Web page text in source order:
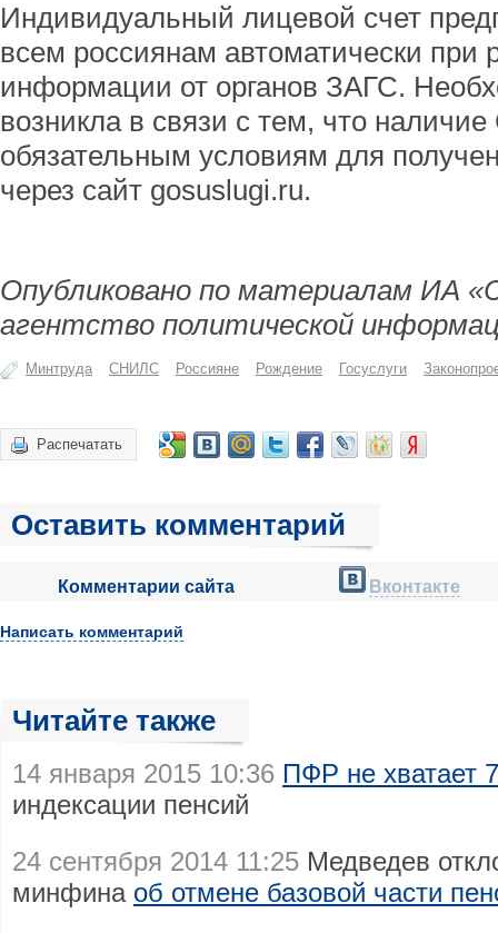
Индивидуальный лицевой счет
всем россиянам автоматически при
информации от органов ЗАГС.
возникла в связи с тем, что
обязательным условиям для
через сайт gosuslugi.ru.
Опубликовано по материалам ИА
агентство политической
Минтруда СНИЛС Россияне Рождение Госуслуги
Распечатать
Оставить комментарий
Комментарии сайта Вконтакте
Написать комментарий
Читайте также
14 января 2015 10:36 ПФР не хватает
индексации пенсий
24 сентября 2014 11:25 Медведев
минфина об отмене базовой части